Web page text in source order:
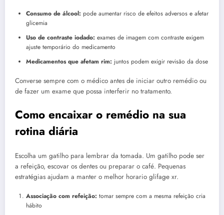
Consumo de álcool: pode aumentar risco de efeitos adversos e afetar
glicemia
Uso de contraste iodado: exames de imagem com contraste exigem
ajuste temporário do medicamento
Medicamentos que afetam rim: juntos podem exigir revisão da dose
Converse sempre com o médico antes de iniciar outro remédio ou
de fazer um exame que possa interferir no tratamento.
Como encaixar o remédio na sua
rotina diária
Escolha um gatilho para lembrar da tomada. Um gatilho pode ser
a refeição, escovar os dentes ou preparar o café. Pequenas
estratégias ajudam a manter o melhor horario glifage xr.
Associação com refeição: tomar sempre com a mesma refeição cria
hábito